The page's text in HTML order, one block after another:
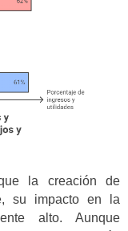
la creación de
su impacto en la
alto. Aunque